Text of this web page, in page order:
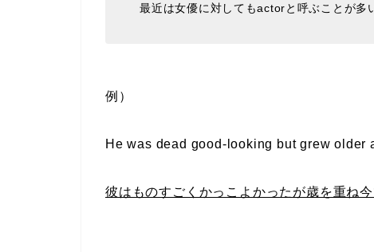
最近は女優に対してもactorと呼ぶことが多
例）
He was dead good-looking but grew older
彼はものすごくかっこよかったが歳を重ね